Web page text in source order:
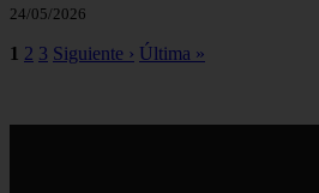
24/05/2026
1 2 3 Siguiente › Última »